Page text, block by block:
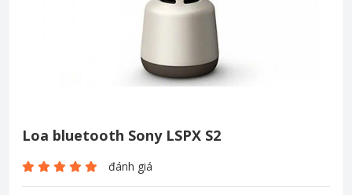
Loa bluetooth Sony LSPX S2
đánh giá